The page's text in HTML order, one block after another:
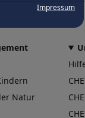
Impressum
Natur